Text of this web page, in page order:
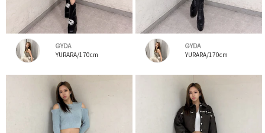
GYDA
YURARA/170cm
GYDA
YURARA/170cm